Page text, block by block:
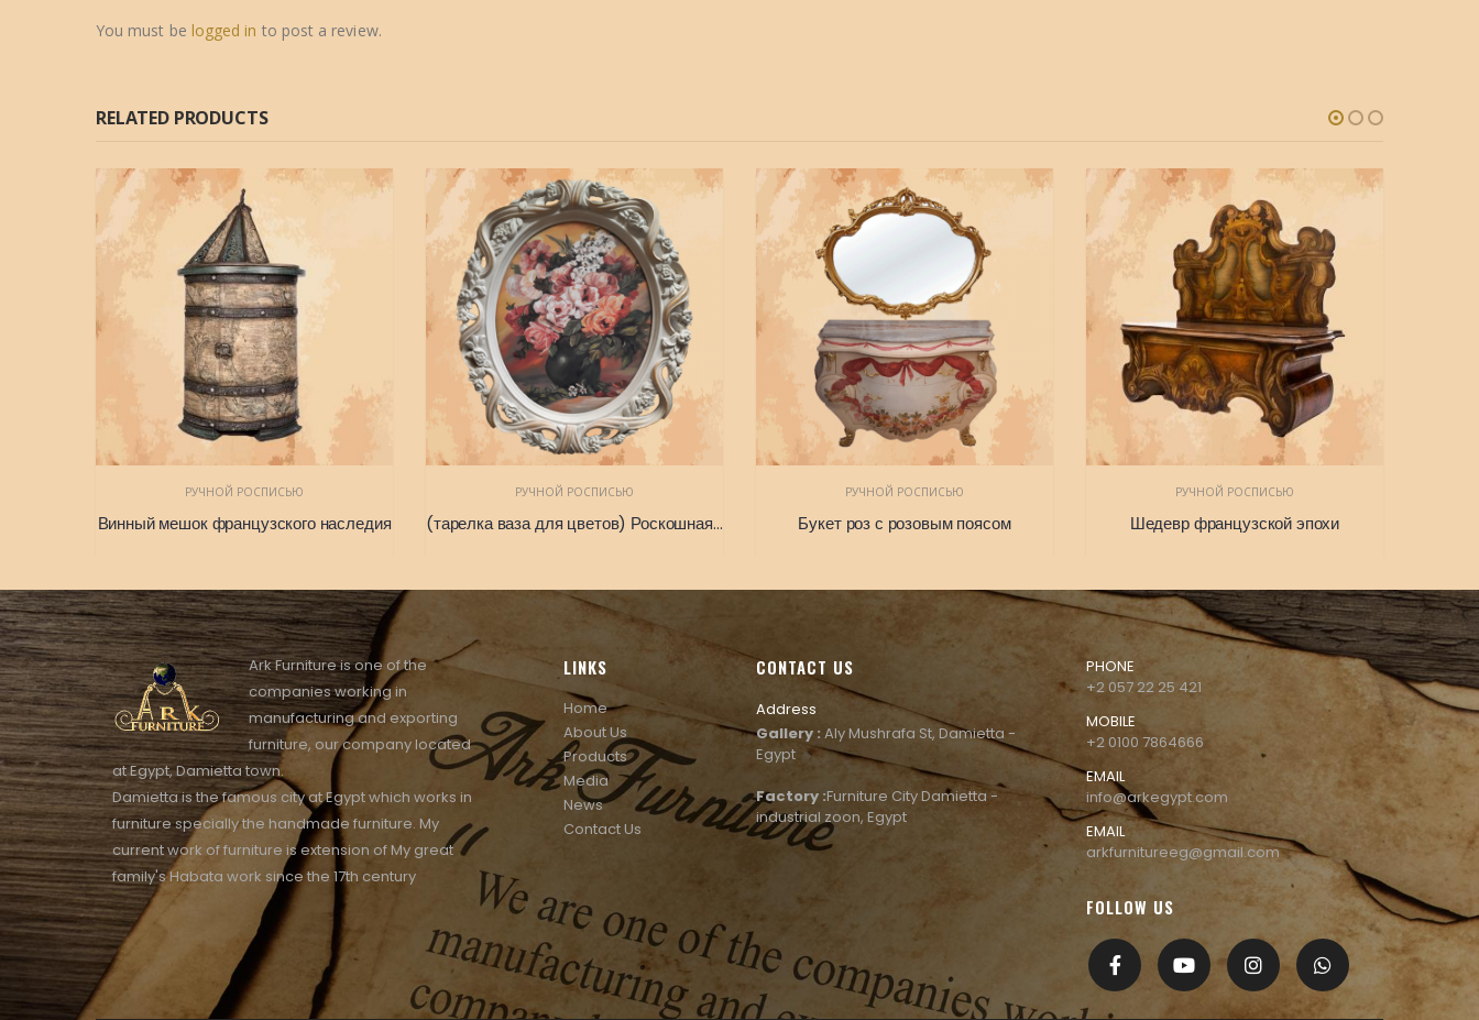
You must be logged in to post a review.
RELATED PRODUCTS
РУЧНОЙ РОСПИСЬЮ
Винный мешок французского наследия
РУЧНОЙ РОСПИСЬЮ
(тарелка ваза для цветов) Роскошная картина маслом с веселой картиной маслом 75х60
РУЧНОЙ РОСПИСЬЮ
Букет роз с розовым поясом
РУЧНОЙ РОСПИСЬЮ
Шедевр французской эпохи
Ark Furniture is one of the
companies working in
manufacturing and exporting
furniture, our company located
at Egypt, Damietta town.
Damietta is the famous city at Egypt which works in
furniture specially the handmade furniture. My
current work of furniture is extension of My great
family's Habata work since the 17th century
LINKS
Home
About Us
Products
Media
News
Contact Us
CONTACT US
Address
Gallery : Aly Mushrafa St, Damietta -
Egypt
Factory :Furniture City Damietta -
industrial zoon, Egypt
PHONE
+2 057 22 25 421
MOBILE
+2 0100 7864666
EMAIL
info@arkegypt.com
EMAIL
arkfurnitureeg@gmail.com
FOLLOW US